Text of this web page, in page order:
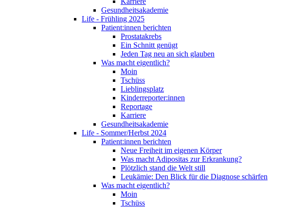
Gesundheitsakademie
Life - Frühling 2025
Patient:innen berichten
Prostatakrebs
Ein Schnitt genügt
Jeden Tag neu an sich glauben
Was macht eigentlich?
Moin
Tschüss
Lieblingsplatz
Kinderreporter:innen
Reportage
Karriere
Gesundheitsakademie
Life - Sommer/Herbst 2024
Patient:innen berichten
Neue Freiheit im eigenen Körper
Was macht Adipositas zur Erkrankung?
Plötzlich stand die Welt still
Leukämie: Den Blick für die Diagnose schärfen
Was macht eigentlich?
Moin
Tschüss